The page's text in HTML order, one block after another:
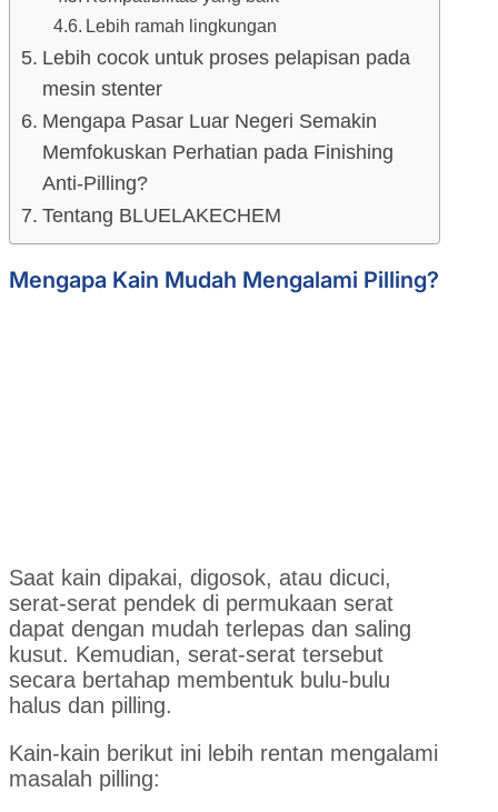
Lebih ramah lingkungan
Lebih cocok untuk proses pelapisan pada
mesin stenter
Mengapa Pasar Luar Negeri Semakin
Memfokuskan Perhatian pada Finishing
Anti-Pilling?
Tentang BLUELAKECHEM
Mengapa Kain Mudah Mengalami Pilling?
Saat kain dipakai, digosok, atau dicuci,
serat-serat pendek di permukaan serat
dapat dengan mudah terlepas dan saling
kusut. Kemudian, serat-serat tersebut
secara bertahap membentuk bulu-bulu
halus dan pilling.
Kain-kain berikut ini lebih rentan mengalami
masalah pilling: